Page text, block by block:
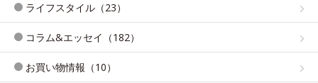
ライフスタイル（23）
コラム&エッセイ（182）
お買い物情報（10）